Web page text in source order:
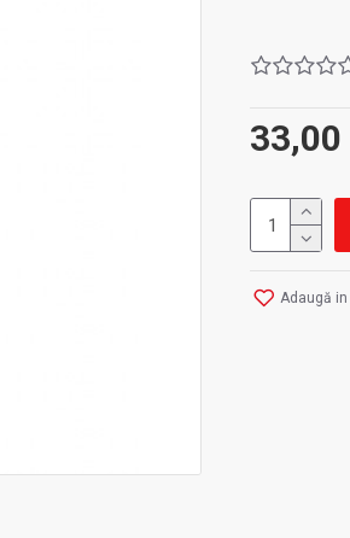
33,00
Adaugă